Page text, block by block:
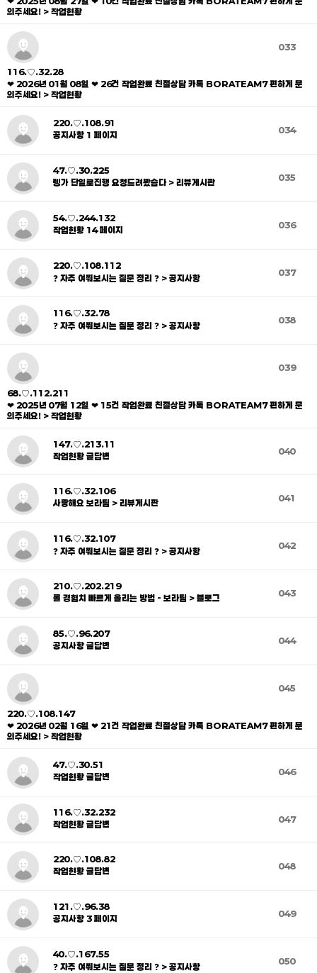
의주세요! > 작업현황
033
116.♡.32.28
❤ 2026년 01월 08일 ❤ 26건 작업완료 친절상담 카톡 BORATEAM7 편하게 문
의주세요! > 작업현황
034
220.♡.108.91
공지사항 1 페이지
035
47.♡.30.225
렝가 단일로진행 요청드려봤슴다 > 리뷰게시판
036
54.♡.244.132
작업현황 14 페이지
037
220.♡.108.112
❓ 자주 여쭤보시는 질문 정리 ❓ > 공지사항
038
116.♡.32.78
❓ 자주 여쭤보시는 질문 정리 ❓ > 공지사항
039
68.♡.112.211
❤ 2025년 07월 12일 ❤ 15건 작업완료 친절상담 카톡 BORATEAM7 편하게 문
의주세요! > 작업현황
040
147.♡.213.11
작업현황 글답변
041
116.♡.32.106
사랑해요 보라팀 > 리뷰게시판
042
116.♡.32.107
❓ 자주 여쭤보시는 질문 정리 ❓ > 공지사항
043
210.♡.202.219
롤 경험치 빠르게 올리는 방법 - 보라팀 > 블로그
044
85.♡.96.207
공지사항 글답변
045
220.♡.108.147
❤ 2026년 02월 16일 ❤ 21건 작업완료 친절상담 카톡 BORATEAM7 편하게 문
의주세요! > 작업현황
046
47.♡.30.51
작업현황 글답변
047
116.♡.32.232
작업현황 글답변
048
220.♡.108.82
작업현황 글답변
049
121.♡.96.38
공지사항 3 페이지
050
40.♡.167.55
❓ 자주 여쭤보시는 질문 정리 ❓ > 공지사항